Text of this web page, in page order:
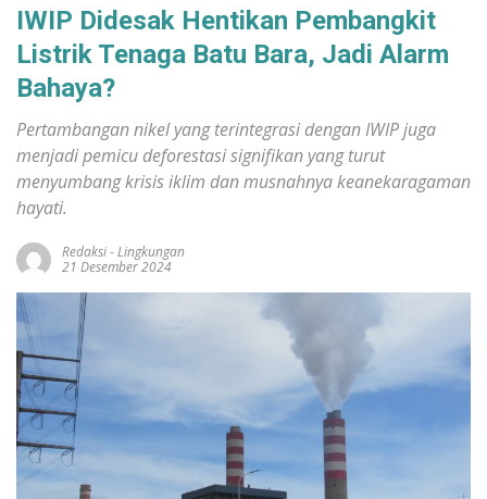
IWIP Didesak Hentikan Pembangkit
Listrik Tenaga Batu Bara, Jadi Alarm
Bahaya?
Pertambangan nikel yang terintegrasi dengan IWIP juga
menjadi pemicu deforestasi signifikan yang turut
menyumbang krisis iklim dan musnahnya keanekaragaman
hayati.
Redaksi-Lingkungan
21 Desember 2024